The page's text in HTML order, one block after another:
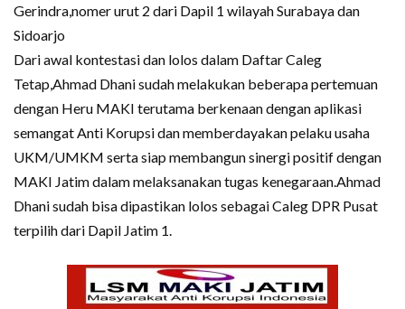
Gerindra,nomer urut 2 dari Dapil 1 wilayah Surabaya dan
Sidoarjo
Dari awal kontestasi dan lolos dalam Daftar Caleg
Tetap,Ahmad Dhani sudah melakukan beberapa pertemuan
dengan Heru MAKI terutama berkenaan dengan aplikasi
semangat Anti Korupsi dan memberdayakan pelaku usaha
UKM/UMKM serta siap membangun sinergi positif dengan
MAKI Jatim dalam melaksanakan tugas kenegaraan.Ahmad
Dhani sudah bisa dipastikan lolos sebagai Caleg DPR Pusat
terpilih dari Dapil Jatim 1.